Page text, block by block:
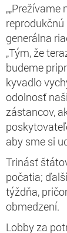
reprodukčnú
generálna
„Tým, že
budeme
kyvadlo
odolnosť
zástancov,
aby sme si
Trinásť
počatia;
týždňa,
obmedzení.
Lobby za